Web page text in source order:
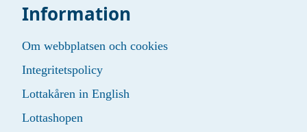
Information
Om webbplatsen och cookies
Integritetspolicy
Lottakåren in English
Lottashopen